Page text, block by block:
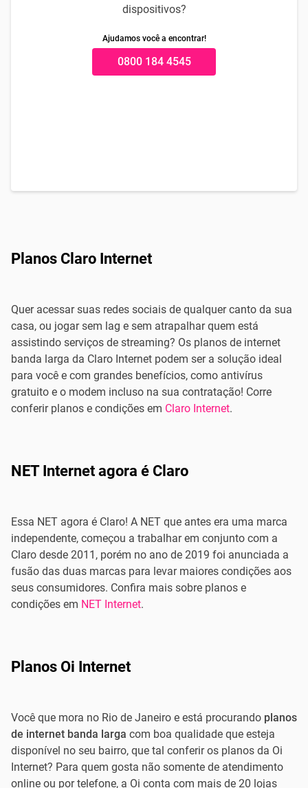
dispositivos?
Ajudamos você a encontrar!
0800 184 4545
Planos Claro Internet
Quer acessar suas redes sociais de qualquer canto da sua
casa, ou jogar sem lag e sem atrapalhar quem está
assistindo serviços de streaming? Os planos de internet
banda larga da Claro Internet podem ser a solução ideal
para você e com grandes benefícios, como antivírus
gratuito e o modem incluso na sua contratação! Corre
conferir planos e condições em Claro Internet.
NET Internet agora é Claro
Essa NET agora é Claro! A NET que antes era uma marca
independente, começou a trabalhar em conjunto com a
Claro desde 2011, porém no ano de 2019 foi anunciada a
fusão das duas marcas para levar maiores condições aos
seus consumidores. Confira mais sobre planos e
condições em NET Internet.
Planos Oi Internet
Você que mora no Rio de Janeiro e está procurando planos
de internet banda larga com boa qualidade que esteja
disponível no seu bairro, que tal conferir os planos da Oi
Internet? Para quem gosta não somente de atendimento
online ou por telefone, a Oi conta com mais de 20 lojas